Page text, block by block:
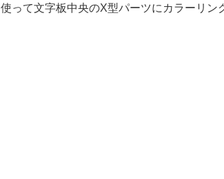
使って文字板中央のX型パーツにカラーリン